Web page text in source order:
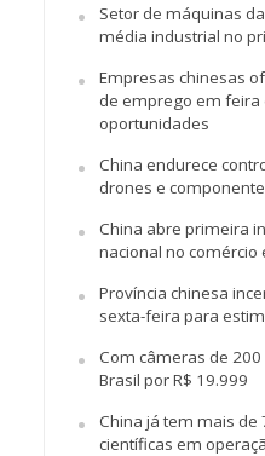
Setor de máquinas
média industrial no
Empresas chinesas
de emprego em feira
oportunidades
China endurece
drones e
China abre primeira
nacional no comércio
Província chinesa
sexta-feira para
Com câmeras de 200
Brasil por R$ 19.999
China já tem mais
científicas em